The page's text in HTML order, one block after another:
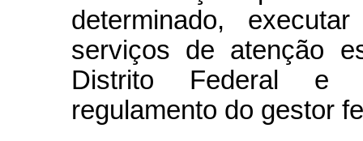
determinado,
serviços de atenção
Distrito Federal e
regulamento do gestor